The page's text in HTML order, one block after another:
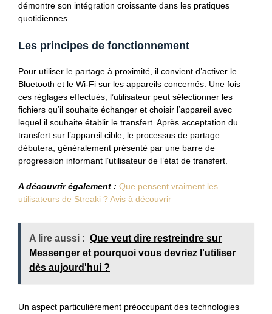
démontre son intégration croissante dans les pratiques
quotidiennes.
Les principes de fonctionnement
Pour utiliser le partage à proximité, il convient d’activer le
Bluetooth et le Wi-Fi sur les appareils concernés. Une fois
ces réglages effectués, l’utilisateur peut sélectionner les
fichiers qu’il souhaite échanger et choisir l’appareil avec
lequel il souhaite établir le transfert. Après acceptation du
transfert sur l’appareil cible, le processus de partage
débutera, généralement présenté par une barre de
progression informant l’utilisateur de l’état de transfert.
A découvrir également : Que pensent vraiment les
utilisateurs de Streaki ? Avis à découvrir
A lire aussi : Que veut dire restreindre sur
Messenger et pourquoi vous devriez l'utiliser
dès aujourd'hui ?
Un aspect particulièrement préoccupant des technologies